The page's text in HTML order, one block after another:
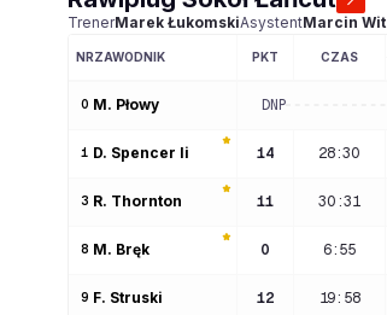
TrenerMarek ŁukomskiAsystentMarcin Wit
NRZAWODNIK PKT CZAS
0 M. Płowy DNP
1 D. Spencer Ii 14 28:30
3 R. Thornton 11 30:31
8 M. Bręk 0 6:55
9 F. Struski 12 19:58